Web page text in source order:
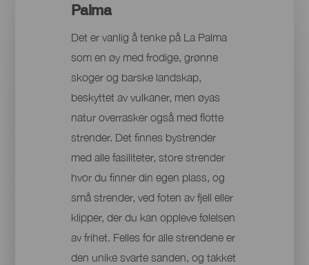
Palma
Det er vanlig å tenke på La Palma
som en øy med frodige, grønne
skoger og barske landskap,
beskyttet av vulkaner, men øyas
natur overrasker også med flotte
strender. Det finnes bystrender
med alle fasiliteter, store strender
hvor du finner din egen plass, og
små strender, ved foten av fjell eller
klipper, der du kan oppleve følelsen
av frihet. Felles for alle strendene er
den unike svarte sanden, og takket